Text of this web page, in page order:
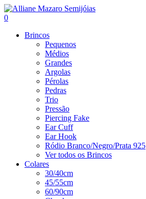
0
Brincos
Pequenos
Médios
Grandes
Argolas
Pérolas
Pedras
Trio
Pressão
Piercing Fake
Ear Cuff
Ear Hook
Ródio Branco/Negro/Prata 925
Ver todos os Brincos
Colares
30/40cm
45/55cm
60/90cm